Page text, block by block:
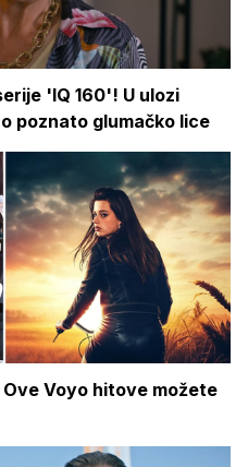
'IQ 160'! U ulozi
poznato glumačko lice
Voyo hitove možete